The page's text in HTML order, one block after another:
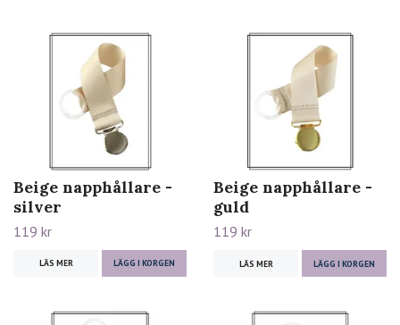
Beige napphållare -
silver
119 kr
LÄS MER LÄGG I KORGEN
Beige napphållare -
guld
119 kr
LÄS MER LÄGG I KORGEN